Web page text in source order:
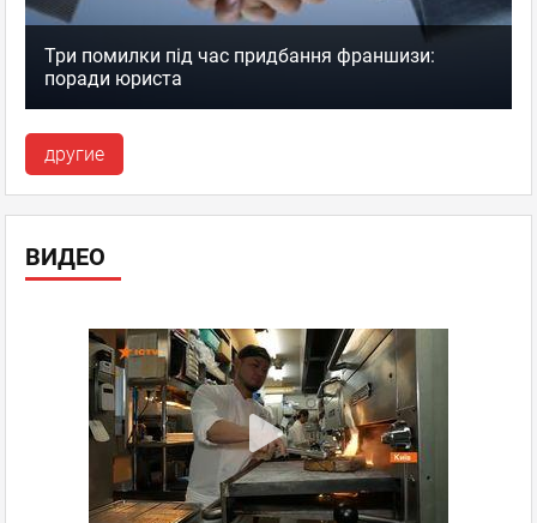
Три помилки під час придбання франшизи:
поради юриста
другие
ВИДЕО